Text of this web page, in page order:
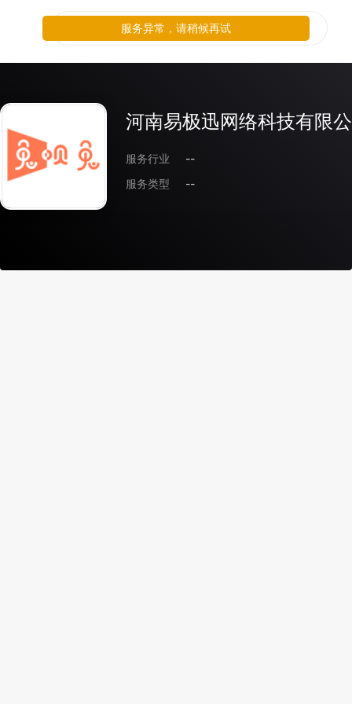
河南易极迅网络科技有限
服务行业
--
服务类型
--
服务异常，请稍候再试